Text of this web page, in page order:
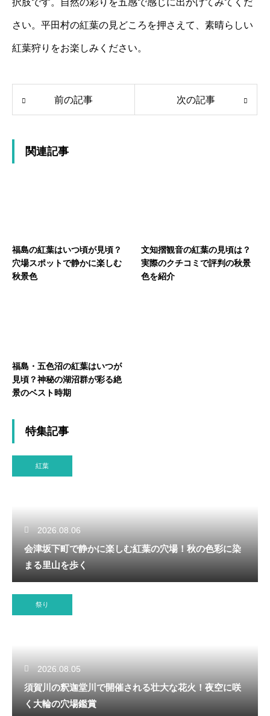
さい。平田村の紅葉の見どころを押さえて、素晴らしい
紅葉狩りをお楽しみください。
前の記事 次の記事
関連記事
福島の紅葉はいつ頃が見頃？
穴場スポットで静かに楽しむ
秋景色
文知摺観音の紅葉の見頃は？
実際のクチコミで評判の秋景
色を紹介
福島・五色沼の紅葉はいつが
見頃？神秘の湖沼群が彩る絶
景のベスト時期
特集記事
紅葉
2026.08.06
会津坂下町で静かに楽しむ紅葉の穴場！秋の色彩に染
まる里山を歩く
祭り
2026.08.05
須賀川の釈迦堂川で開催される壮大な花火！夜空に咲
く大輪の穴場鑑賞